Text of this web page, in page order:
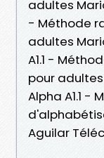
adultes
- Méthode
adultes
A1.1 -
pour adultes
Alpha A1.1 -
Aguilar